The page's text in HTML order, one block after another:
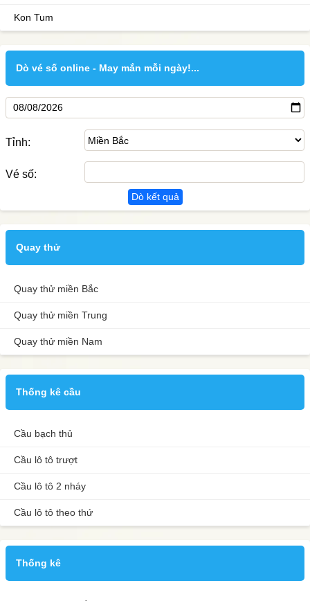
Kon Tum
Dò vé số online - May mắn mỗi ngày!...
Tỉnh:
Vé số:
Dò kết quả
Quay thử
Quay thử miền Bắc
Quay thử miền Trung
Quay thử miền Nam
Thống kê cầu
Cầu bạch thủ
Cầu lô tô trượt
Cầu lô tô 2 nháy
Cầu lô tô theo thứ
Thống kê